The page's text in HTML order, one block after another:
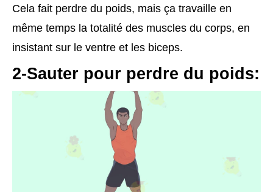
Cela fait perdre du poids, mais ça travaille en
même temps la totalité des muscles du corps, en
insistant sur le ventre et les biceps.
2-Sauter pour perdre du poids: